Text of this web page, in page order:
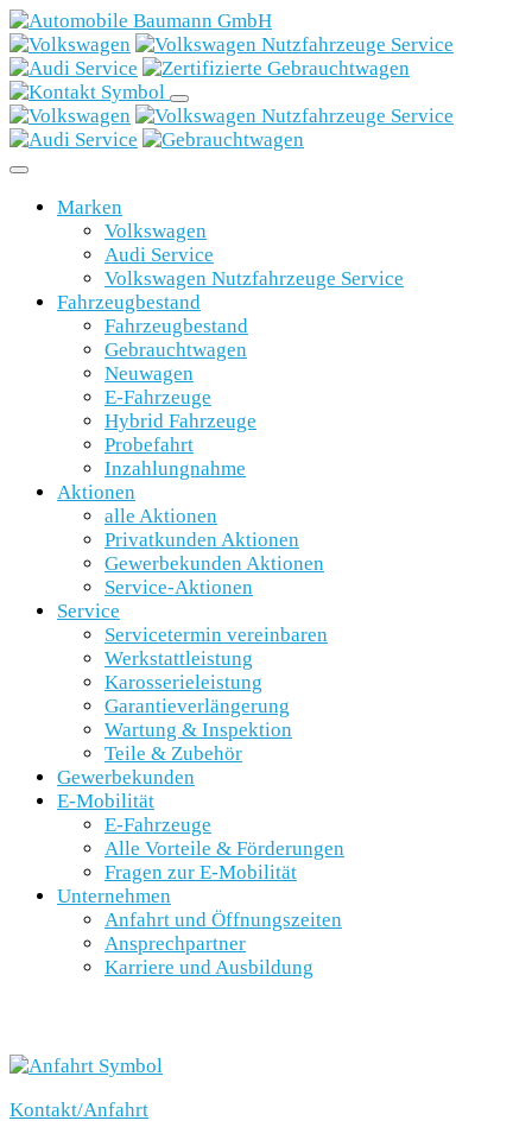
Marken
Volkswagen
Audi Service
Volkswagen Nutzfahrzeuge Service
Fahrzeugbestand
Fahrzeugbestand
Gebrauchtwagen
Neuwagen
E-Fahrzeuge
Hybrid Fahrzeuge
Probefahrt
Inzahlungnahme
Aktionen
alle Aktionen
Privatkunden Aktionen
Gewerbekunden Aktionen
Service-Aktionen
Service
Servicetermin vereinbaren
Werkstattleistung
Karosserieleistung
Garantieverlängerung
Wartung & Inspektion
Teile & Zubehör
Gewerbekunden
E-Mobilität
E-Fahrzeuge
Alle Vorteile & Förderungen
Fragen zur E-Mobilität
Unternehmen
Anfahrt und Öffnungszeiten
Ansprechpartner
Karriere und Ausbildung
Kontakt/Anfahrt